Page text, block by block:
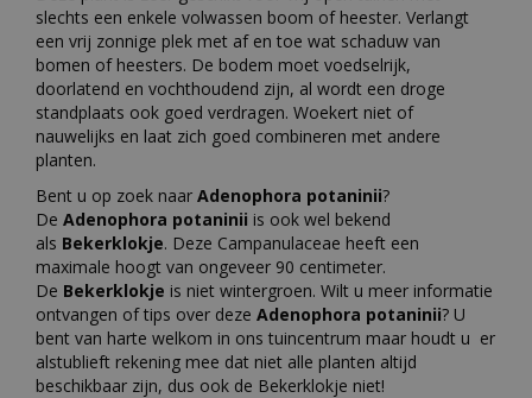
slechts een enkele volwassen boom of heester. Verlangt
een vrij zonnige plek met af en toe wat schaduw van
bomen of heesters. De bodem moet voedselrijk,
doorlatend en vochthoudend zijn, al wordt een droge
standplaats ook goed verdragen. Woekert niet of
nauwelijks en laat zich goed combineren met andere
planten.
Bent u op zoek naar Adenophora potaninii?
De Adenophora potaninii is ook wel bekend
als Bekerklokje. Deze Campanulaceae heeft een
maximale hoogt van ongeveer 90 centimeter.
De Bekerklokje is niet wintergroen. Wilt u meer informatie
ontvangen of tips over deze Adenophora potaninii? U
bent van harte welkom in ons tuincentrum maar houdt u er
alstublieft rekening mee dat niet alle planten altijd
beschikbaar zijn, dus ook de Bekerklokje niet!